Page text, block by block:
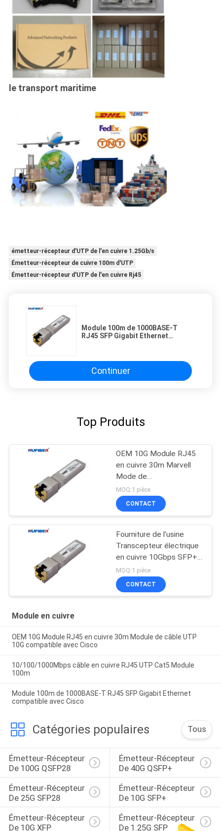
le transport maritime
émetteur-récepteur d'UTP de l'en cuivre 1.25Gb/s
Émetteur-récepteur de cuivre 100m d'UTP
Émetteur-récepteur d'UTP de l'en cuivre Rj45
Module 100m de 1000BASE-T
RJ45 SFP Gigabit Ethernet
Continuer
Top Produits
OEM 10G Module RJ45
en cuivre 30m Marvell
Mode de
correspondance de la
fréquence du chipset
MOQ:1 pièce
CONTACT
Fourniture de l'usine
Transcepteur électrique
en cuivre 10Gbps SFP+
RJ45 10Gbase-T Module
en cuivre 30m
MOQ:1 pièce
CONTACT
Module en cuivre
OEM 10G Module RJ45 en cuivre 30m Module de câble UTP
10G compatible avec Cisco
10/100/1000Mbps câble en cuivre RJ45 UTP Cat5 Module
100m
Module 100m de 1000BASE-T RJ45 SFP Gigabit Ethernet
compatible avec Cisco
Catégories populaires Tous
Émetteur-Récepteur
De 100G QSFP28
Émetteur-Récepteur
De 40G QSFP+
Émetteur-Récepteur
De 25G SFP28
Émetteur-Récepteur
De 10G SFP+
Émetteur-Récepteur
De 10G XFP
Émetteur-Récepteur
De 1.25G SFP